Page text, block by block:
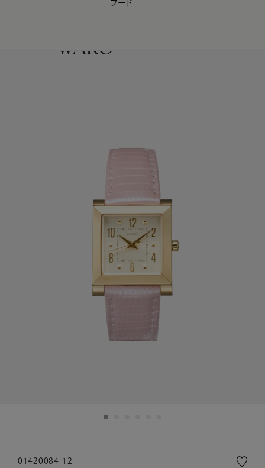
【会員様限定】夏のプレゼントキャンペーン開催中
フード
01420084-12